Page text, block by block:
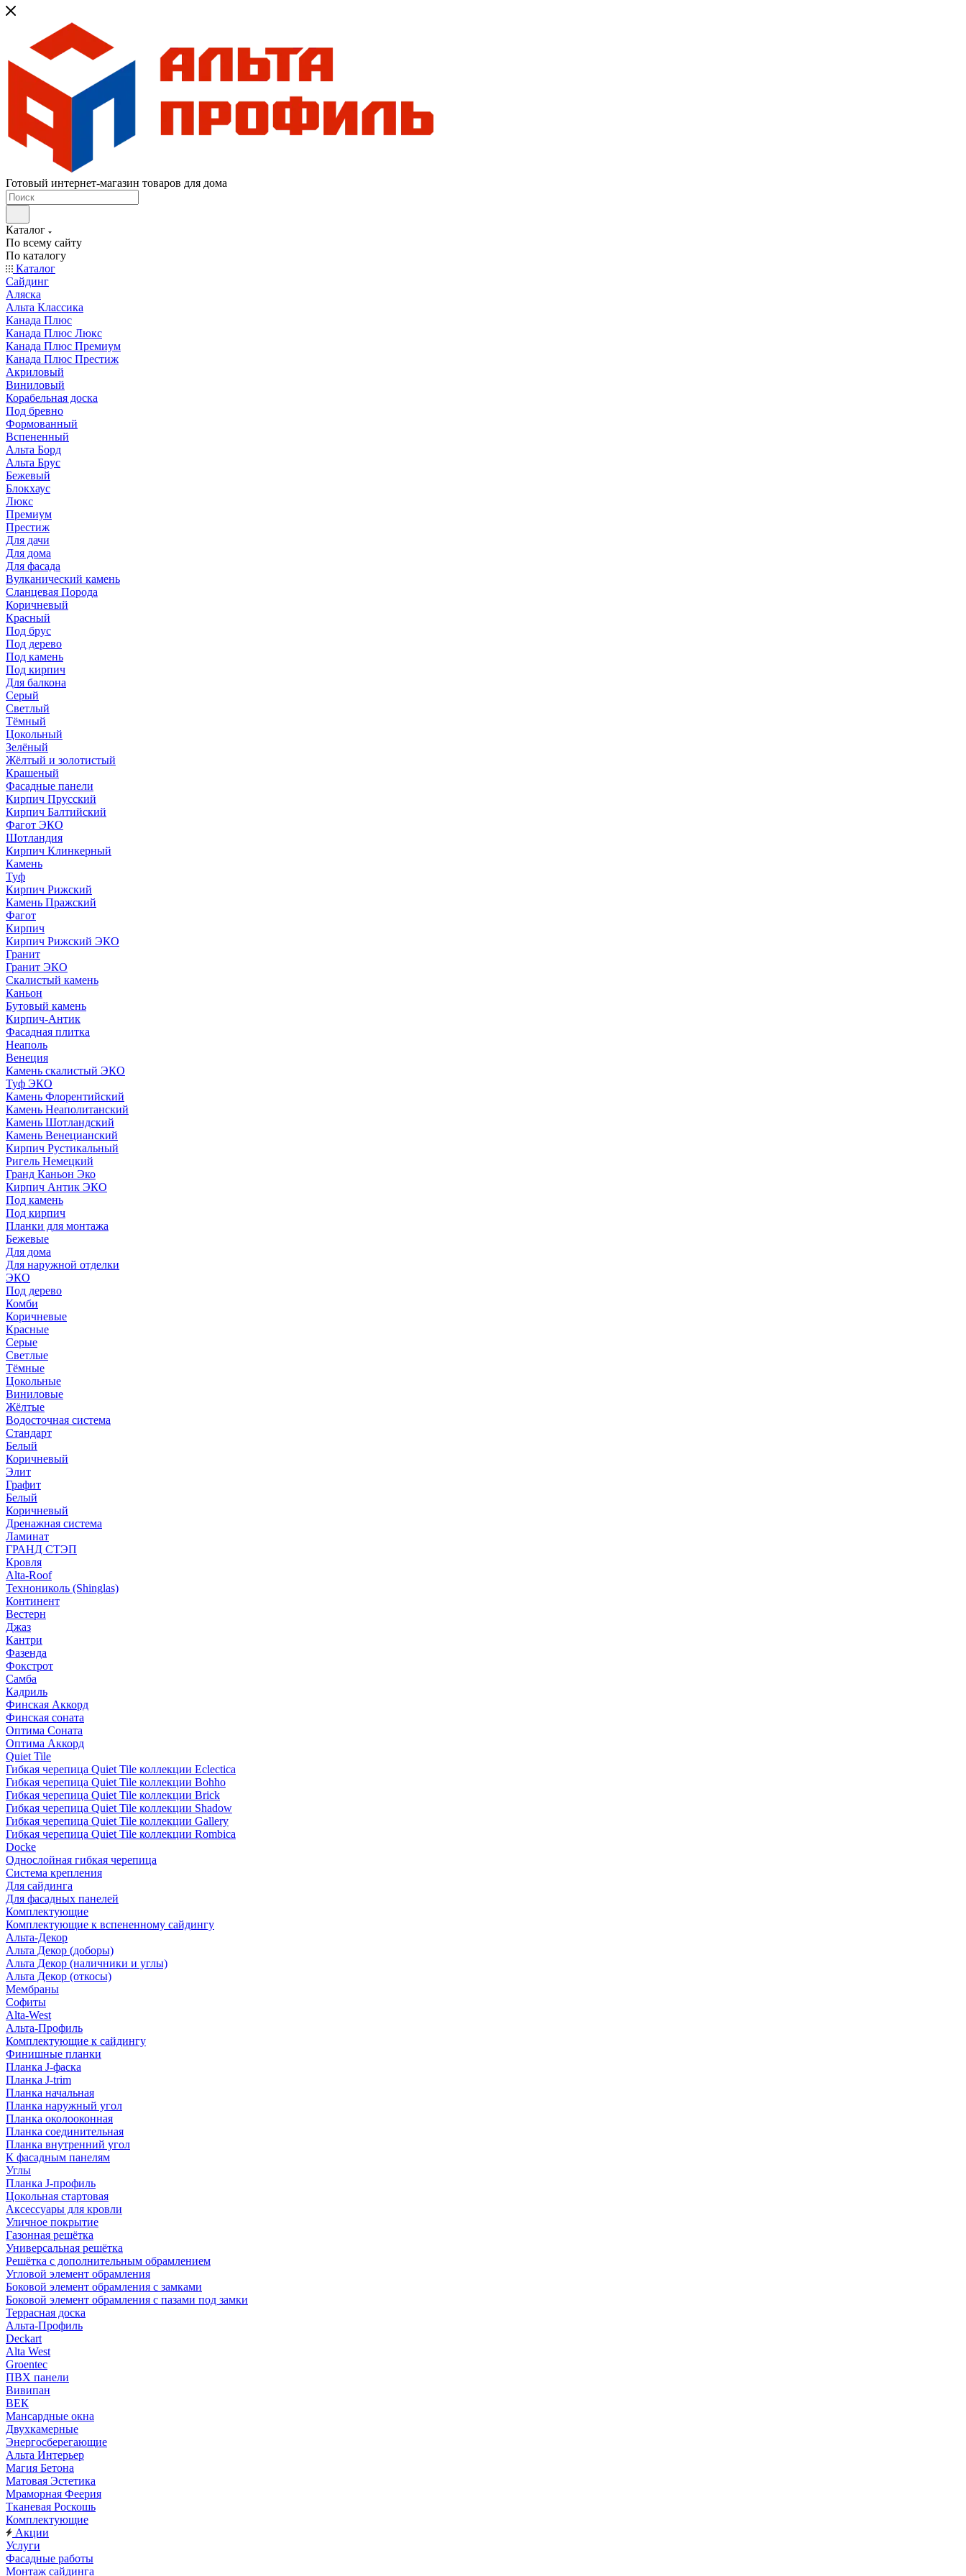
Готовый интернет-магазин товаров для дома
Каталог
По всему сайту
По каталогу
Каталог
Сайдинг
Аляска
Альта Классика
Канада Плюс
Канада Плюс Люкс
Канада Плюс Премиум
Канада Плюс Престиж
Акриловый
Виниловый
Корабельная доска
Под бревно
Формованный
Вспененный
Альта Борд
Альта Брус
Бежевый
Блокхаус
Люкс
Премиум
Престиж
Для дачи
Для дома
Для фасада
Вулканический камень
Сланцевая Порода
Коричневый
Красный
Под брус
Под дерево
Под камень
Под кирпич
Для балкона
Серый
Светлый
Тёмный
Цокольный
Зелёный
Жёлтый и золотистый
Крашеный
Фасадные панели
Кирпич Прусский
Кирпич Балтийский
Фагот ЭКО
Шотландия
Кирпич Клинкерный
Камень
Туф
Кирпич Рижский
Камень Пражский
Фагот
Кирпич
Кирпич Рижский ЭКО
Гранит
Гранит ЭКО
Скалистый камень
Каньон
Бутовый камень
Кирпич-Антик
Фасадная плитка
Неаполь
Венеция
Камень скалистый ЭКО
Туф ЭКО
Камень Флорентийский
Камень Неаполитанский
Камень Шотландский
Камень Венецианский
Кирпич Рустикальный
Ригель Немецкий
Гранд Каньон Эко
Кирпич Антик ЭКО
Под камень
Под кирпич
Планки для монтажа
Бежевые
Для дома
Для наружной отделки
ЭКO
Под дерево
Комби
Коричневые
Красные
Серые
Светлые
Тёмные
Цокольные
Виниловые
Жёлтые
Водосточная система
Стандарт
Белый
Коричневый
Элит
Графит
Белый
Коричневый
Дренажная система
Ламинат
ГРАНД СТЭП
Кровля
Alta-Roof
Технониколь (Shinglas)
Континент
Вестерн
Джаз
Кантри
Фазенда
Фокстрот
Самба
Кадриль
Финская Аккорд
Финская соната
Оптима Соната
Оптима Аккорд
Quiet Tile
Гибкая черепица Quiet Tile коллекции Eclectica
Гибкая черепица Quiet Tile коллекции Bohho
Гибкая черепица Quiet Tile коллекции Brick
Гибкая черепица Quiet Tile коллекции Shadow
Гибкая черепица Quiet Tile коллекции Gallery
Гибкая черепица Quiet Tile коллекции Rombica
Docke
Однослойная гибкая черепица
Система крепления
Для сайдинга
Для фасадных панелей
Комплектующие
Комплектующие к вспененному сайдингу
Альта-Декор
Альта Декор (доборы)
Альта Декор (наличники и углы)
Альта Декор (откосы)
Мембраны
Софиты
Alta-West
Альта-Профиль
Комплектующие к сайдингу
Финишные планки
Планка J-фаска
Планка J-trim
Планка начальная
Планка наружный угол
Планка околооконная
Планка соединительная
Планка внутренний угол
К фасадным панелям
Углы
Планка J-профиль
Цокольная стартовая
Аксессуары для кровли
Уличное покрытие
Газонная решётка
Универсальная решётка
Решётка с дополнительным обрамлением
Угловой элемент обрамления
Боковой элемент обрамления с замками
Боковой элемент обрамления с пазами под замки
Террасная доска
Альта-Профиль
Deckart
Alta West
Groentec
ПВХ панели
Вивипан
ВЕК
Мансардные окна
Двухкамерные
Энергосберегающие
Альта Интерьер
Магия Бетона
Матовая Эстетика
Мраморная Феерия
Тканевая Роскошь
Комплектующие
Акции
Услуги
Фасадные работы
Монтаж сайдинга